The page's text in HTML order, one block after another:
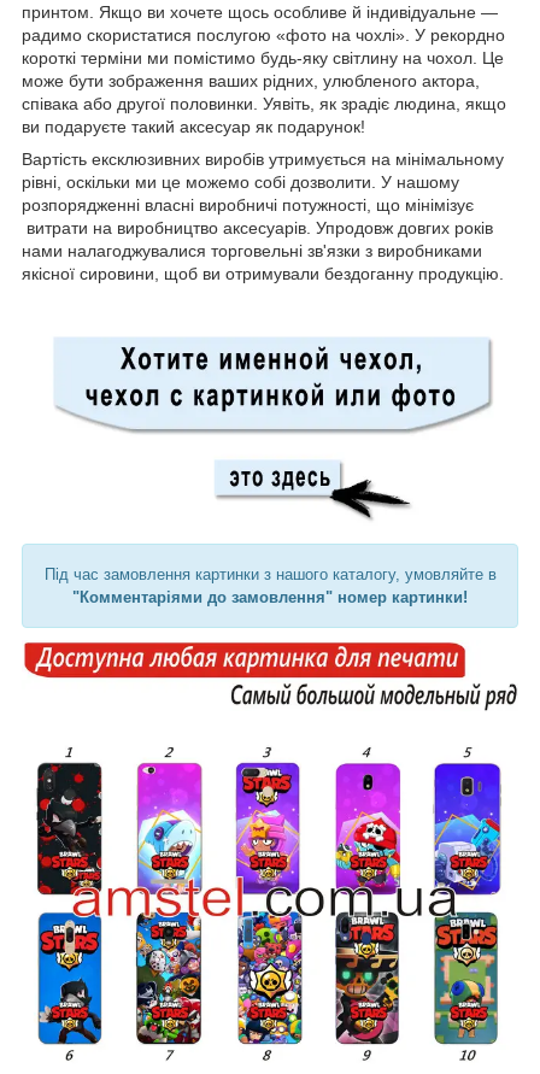
принтом. Якщо ви хочете щось особливе й індивідуальне —
радимо скористатися послугою «фото на чохлі». У рекордно
короткі терміни ми помістимо будь-яку світлину на чохол. Це
може бути зображення ваших рідних, улюбленого актора,
співака або другої половинки. Уявіть, як зрадіє людина, якщо
ви подаруєте такий аксесуар як подарунок!
Вартість ексклюзивних виробів утримується на мінімальному
рівні, оскільки ми це можемо собі дозволити. У нашому
розпорядженні власні виробничі потужності, що мінімізує
витрати на виробництво аксесуарів. Упродовж довгих років
нами налагоджувалися торговельні зв'язки з виробниками
якісної сировини, щоб ви отримували бездоганну продукцію.
Під час замовлення картинки з нашого каталогу, умовляйте в
"Комментаріями до замовлення" номер картинки!